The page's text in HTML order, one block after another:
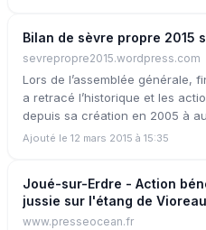
Bilan de sèvre propre 2015
sevrepropre2015.wordpress.com
Lors de l’assemblée générale,
a retracé l’historique et les
depuis sa création en 2005 à
Ajouté le 12 mars 2015 à 15:35
Joué-sur-Erdre - Action
jussie sur l'étang de Vioreau
www.presseocean.fr